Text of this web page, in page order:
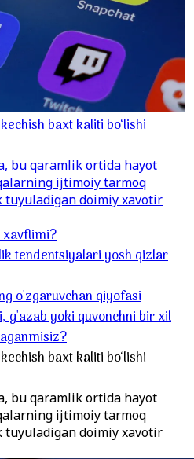
baxt kaliti bo‘lishi
bu qaramlik ortida hayot
ijtimoiy tarmoq
tuyuladigan doimiy xavotir
xavflimi?
tendentsiyalari yosh qizlar
o'zgaruvchan qiyofasi
g'azab yoki quvonchni bir xil
baxt kaliti bo‘lishi
bu qaramlik ortida hayot
ijtimoiy tarmoq
tuyuladigan doimiy xavotir